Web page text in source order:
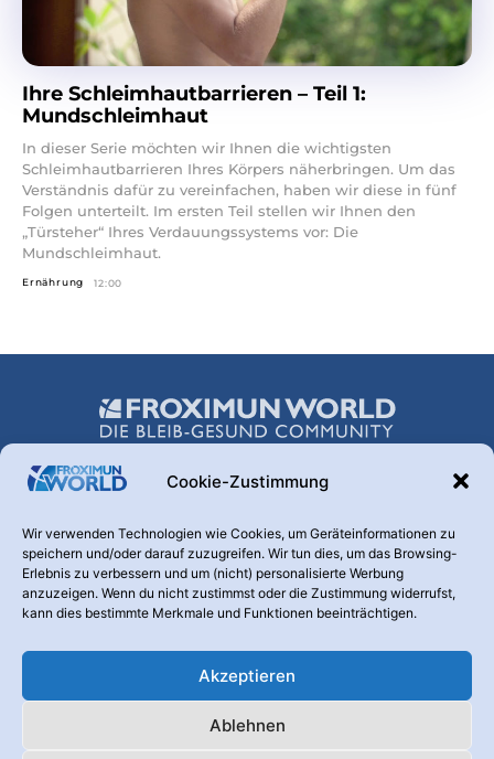
Cookie-Zustimmung
Wir verwenden Technologien wie Cookies, um Geräteinformationen zu
speichern und/oder darauf zuzugreifen. Wir tun dies, um das Browsing-
Erlebnis zu verbessern und um (nicht) personalisierte Werbung
anzuzeigen. Wenn du nicht zustimmst oder die Zustimmung widerrufst,
kann dies bestimmte Merkmale und Funktionen beeinträchtigen.
Akzeptieren
Ablehnen
Ihre Schleimhautbarrieren – Teil 1:
Mundschleimhaut
In dieser Serie möchten wir Ihnen die wichtigsten
Schleimhautbarrieren Ihres Körpers näherbringen. Um das
Verständnis dafür zu vereinfachen, haben wir diese in fünf
Folgen unterteilt. Im ersten Teil stellen wir Ihnen den
„Türsteher“ Ihres Verdauungssystems vor: Die
Mundschleimhaut.
Ernährung 12:00
Hinter dieser Webseite steht die FROXIMUN AG. Diese
Transparenz ist uns wichtig. Warum betreiben wir diesen
Kanal? Weil nur informierte und aufgeklärte Menschen den
Kontaktieren Sie uns:info@froximunworld.de